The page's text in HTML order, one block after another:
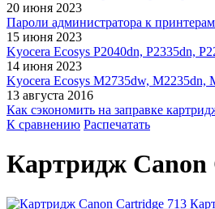
20 июня 2023
Пароли администратора к
15 июня 2023
Kyocera Ecosys P2040dn, P2335dn,
14 июня 2023
Kyocera Ecosys M2735dw, M2235dn,
13 августа 2016
Как сэкономить на заправке
К сравнению Распечатать
Картридж Canon